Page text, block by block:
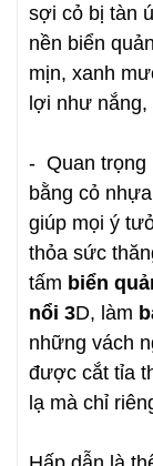
sợi cỏ bị tàn
nền biển
mịn, xanh
lợi như nắng,
- Quan trọng
bằng cỏ
giúp mọi ý
thỏa sức
tấm biển
nổi 3D, làm
những vách
được cắt tỉa
lạ mà chỉ